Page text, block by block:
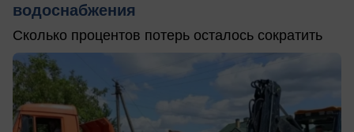
водоснабжения
Сколько процентов потерь осталось сократить